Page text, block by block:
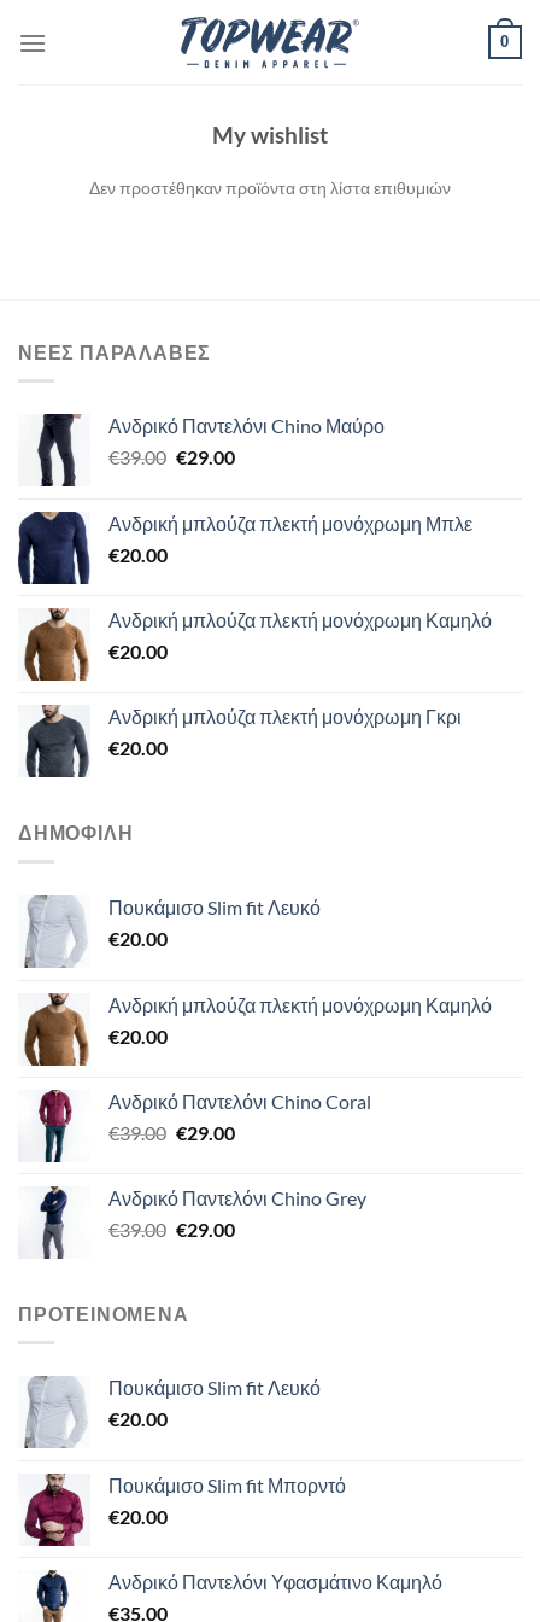
στο
0
My wishlist
Δεν προστέθηκαν προϊόντα στη λίστα επιθυμιών
ΝΈΕΣ ΠΑΡΑΛΑΒΈΣ
Ανδρικό Παντελόνι Chino Μαύρο
€39.00 Original
€39.00.
€29.00Η
είναι:
Ανδρική μπλούζα πλεκτή μονόχρωμη Μπλε
€20.00
Ανδρική μπλούζα πλεκτή μονόχρωμη Καμηλό
€20.00
Ανδρική μπλούζα πλεκτή μονόχρωμη Γκρι
€20.00
ΔΗΜΟΦΙΛΉ
Πουκάμισο Slim fit Λευκό
€20.00
Ανδρική μπλούζα πλεκτή μονόχρωμη Καμηλό
€20.00
Ανδρικό Παντελόνι Chino Coral
€39.00 Original
€39.00.
€29.00Η
είναι:
€29.00.
Ανδρικό Παντελόνι Chino Grey
€39.00 Original
€39.00.
€29.00Η
ΠΡΟΤΕΙΝΌΜΕΝΑ
Πουκάμισο Slim fit Λευκό
€20.00
Πουκάμισο Slim fit Μπορντό
€20.00
Ανδρικό Παντελόνι Υφασμάτινο Καμηλό
€35.00